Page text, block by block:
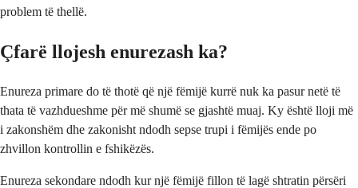
problem të thellë.
Çfarë llojesh enurezash ka?
Enureza primare do të thotë që një fëmijë kurrë nuk ka pasur netë të
thata të vazhdueshme për më shumë se gjashtë muaj. Ky është lloji më
i zakonshëm dhe zakonisht ndodh sepse trupi i fëmijës ende po
zhvillon kontrollin e fshikëzës.
Enureza sekondare ndodh kur një fëmijë fillon të lagë shtratin përsëri